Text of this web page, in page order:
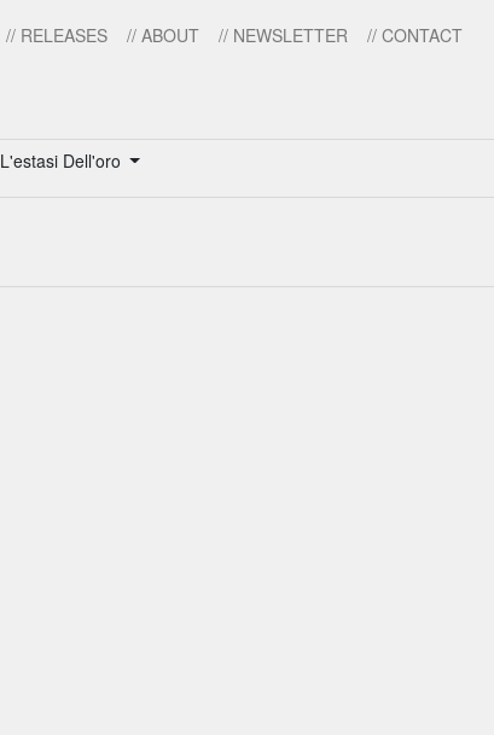
// RELEASES // ABOUT // NEWSLETTER // CONTACT
L'estasi Dell'oro